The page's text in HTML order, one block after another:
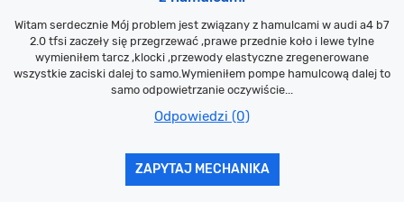
Witam serdecznie Mój problem jest związany z hamulcami w audi a4 b7
2.0 tfsi zaczeły się przegrzewać ,prawe przednie koło i lewe tylne
wymieniłem tarcz ,klocki ,przewody elastyczne zregenerowane
wszystkie zaciski dalej to samo.Wymieniłem pompe hamulcową dalej to
samo odpowietrzanie oczywiście...
Odpowiedzi (0)
ZAPYTAJ MECHANIKA